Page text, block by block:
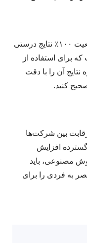
هوش مصنوعی هیچگاه نمی‌تواند با قطعیت ۱۰۰٪ نتایج درستی
برای استفاده از
آن را با دقت
کنید.
بین شرکت‌ها
افزایش
مصنوعی، باید
به فردی را برای